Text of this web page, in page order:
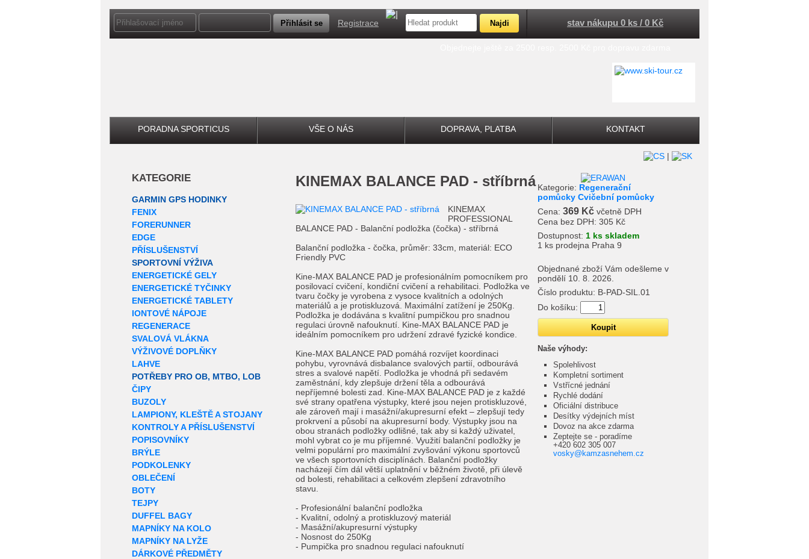
Registrace stav nákupu 0 ks / 0 Kč
PORADNA SPORTICUS VŠE O NÁS DOPRAVA, PLATBA KONTAKT
|
KATEGORIE
GARMIN GPS HODINKY
FENIX
FORERUNNER
EDGE
PŘÍSLUŠENSTVÍ
SPORTOVNÍ VÝŽIVA
ENERGETICKÉ GELY
ENERGETICKÉ TYČINKY
ENERGETICKÉ TABLETY
IONTOVÉ NÁPOJE
REGENERACE
SVALOVÁ VLÁKNA
VÝŽIVOVÉ DOPLŇKY
LAHVE
POTŘEBY PRO OB, MTBO, LOB
ČIPY
BUZOLY
LAMPIONY, KLEŠTĚ A STOJANY
KONTROLY A PŘÍSLUŠENSTVÍ
POPISOVNÍKY
BRÝLE
PODKOLENKY
OBLEČENÍ
BOTY
TEJPY
DUFFEL BAGY
MAPNÍKY NA KOLO
MAPNÍKY NA LYŽE
DÁRKOVÉ PŘEDMĚTY
KINEMAX BALANCE PAD - stříbrná
KINEMAX
PROFESSIONAL
BALANCE PAD - Balanční podložka (čočka) - stříbrná
Balanční podložka - čočka, průměr: 33cm, materiál: ECO
Friendly PVC
Kine-MAX BALANCE PAD je profesionálním pomocníkem pro
posilovací cvičení, kondiční cvičení a rehabilitaci. Podložka ve
tvaru čočky je vyrobena z vysoce kvalitních a odolných
materiálů a je protiskluzová. Maximální zatížení je 250Kg.
Podložka je dodávána s kvalitní pumpičkou pro snadnou
regulaci úrovně nafouknutí. Kine-MAX BALANCE PAD je
ideálním pomocníkem pro udržení zdravé fyzické kondice.
Kine-MAX BALANCE PAD pomáhá rozvíjet koordinaci
pohybu, vyrovnává disbalance svalových partií, odbourává
stres a svalové napětí. Podložka je vhodná při sedavém
zaměstnání, kdy zlepšuje držení těla a odbourává
nepříjemné bolesti zad. Kine-MAX BALANCE PAD je z každé
své strany opatřena výstupky, které jsou nejen protiskluzové,
ale zároveň mají i masážní/akupresurní efekt – zlepšují tedy
prokrvení a působí na akupresurní body. Výstupky jsou na
obou stranách podložky odlišné, tak aby si každý uživatel,
mohl vybrat co je mu příjemné. Využití balanční podložky je
velmi populární pro maximální zvyšování výkonu sportovců
ve všech sportovních disciplínách. Balanční podložky
nacházejí čím dál větší uplatnění v běžném životě, při úlevě
od bolesti, rehabilitaci a celkovém zlepšení zdravotního
stavu.
- Profesionální balanční podložka
- Kvalitní, odolný a protiskluzový materiál
- Masážní/akupresurní výstupky
- Nosnost do 250Kg
- Pumpička pro snadnou regulaci nafouknutí
Kategorie: Regenerační
pomůcky Cvičební pomůcky
Cena: 369 Kč včetně DPH
Cena bez DPH: 305 Kč
Dostupnost: 1 ks skladem
1 ks prodejna Praha 9
Objednané zboží Vám odešleme v
pondělí 10. 8. 2026.
Číslo produktu: B-PAD-SIL.01
Do košíku:
Naše výhody:
Spolehlivost
Kompletní sortiment
Vstřícné jednání
Rychlé dodání
Oficiální distribuce
Desítky výdejních míst
Dovoz na akce zdarma
Zeptejte se - poradíme
+420 602 305 007
vosky@kamzasnehem.cz